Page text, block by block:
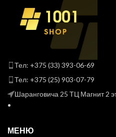
Тел: +375 (33) 393-06-69
Тел: +375 (25) 903-07-79
Шаранговича 25 ТЦ Магнит 2
МЕНЮ